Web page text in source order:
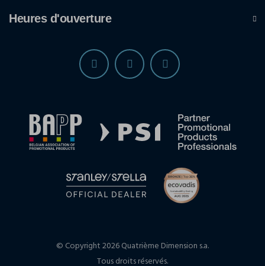
Heures d'ouverture
© Copyright 2026 Quatrième Dimension s.a.
Tous droits réservés.